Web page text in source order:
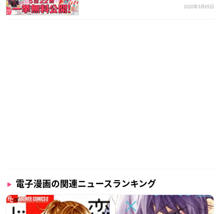
2020年3月05日
電子漫画の関連ニュースランキング